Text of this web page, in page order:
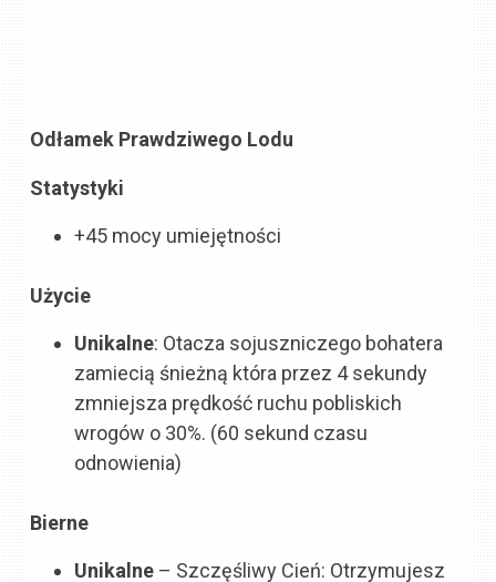
Odłamek Prawdziwego Lodu
Statystyki
+45 mocy umiejętności
Użycie
Unikalne: Otacza sojuszniczego bohatera
zamiecią śnieżną która przez 4 sekundy
zmniejsza prędkość ruchu pobliskich
wrogów o 30%. (60 sekund czasu
odnowienia)
Bierne
Unikalne – Szczęśliwy Cień: Otrzymujesz